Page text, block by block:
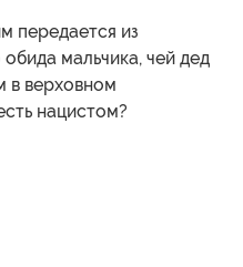
передается из
мальчика, чей дед
в верховном
нацистом?